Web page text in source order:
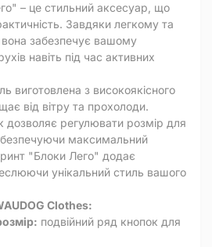
– це стильний аксесуар, що
Завдяки легкому та
забезпечує вашому
навіть під час активних
виготовлена з високоякісного
від вітру та прохолоди.
дозволяє регулювати розмір для
максимальний
"Блоки Лего" додає
унікальний стиль вашого
Clothes:
подвійний ряд кнопок для